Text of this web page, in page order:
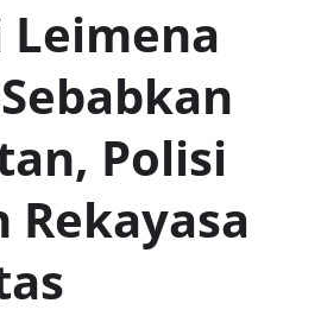
Polisi
Rekayasa